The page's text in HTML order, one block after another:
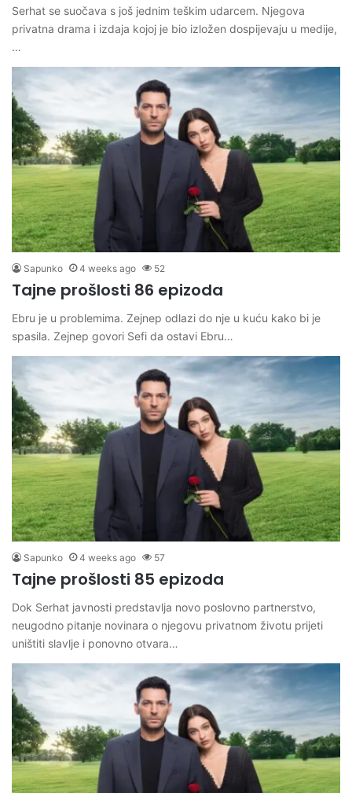
Serhat se suočava s još jednim teškim udarcem. Njegova
privatna drama i izdaja kojoj je bio izložen dospijevaju u medije,
…
Sapunko 4 weeks ago 52
Tajne prošlosti 86 epizoda
Ebru je u problemima. Zejnep odlazi do nje u kuću kako bi je
spasila. Zejnep govori Sefi da ostavi Ebru…
Sapunko 4 weeks ago 57
Tajne prošlosti 85 epizoda
Dok Serhat javnosti predstavlja novo poslovno partnerstvo,
neugodno pitanje novinara o njegovu privatnom životu prijeti
uništiti slavlje i ponovno otvara…